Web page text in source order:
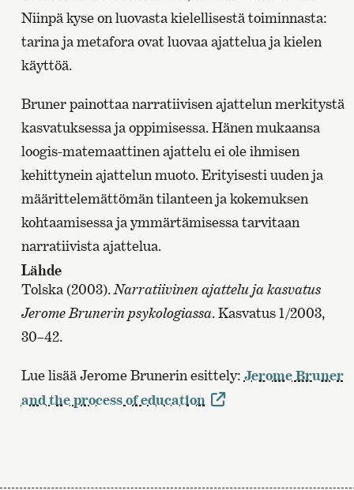
Niinpä kyse on luovasta kielellisestä toiminnasta:
tarina ja metafora ovat luovaa ajattelua ja kielen
käyttöä.
Bruner painottaa narratiivisen ajattelun merkitystä
kasvatuksessa ja oppimisessa. Hänen mukaansa
loogis-matemaattinen ajattelu ei ole ihmisen
kehittynein ajattelun muoto. Erityisesti uuden ja
määrittelemättömän tilanteen ja kokemuksen
kohtaamisessa ja ymmärtämisessa tarvitaan
narratiivista ajattelua.
Lähde
Tolska (2003).Narratiivinen ajattelu ja kasvatus
Jerome Brunerin psykologiassa. Kasvatus 1/2003,
30–42.
Lue lisää Jerome Brunerin esittely: Jerome Bruner
and the process of education